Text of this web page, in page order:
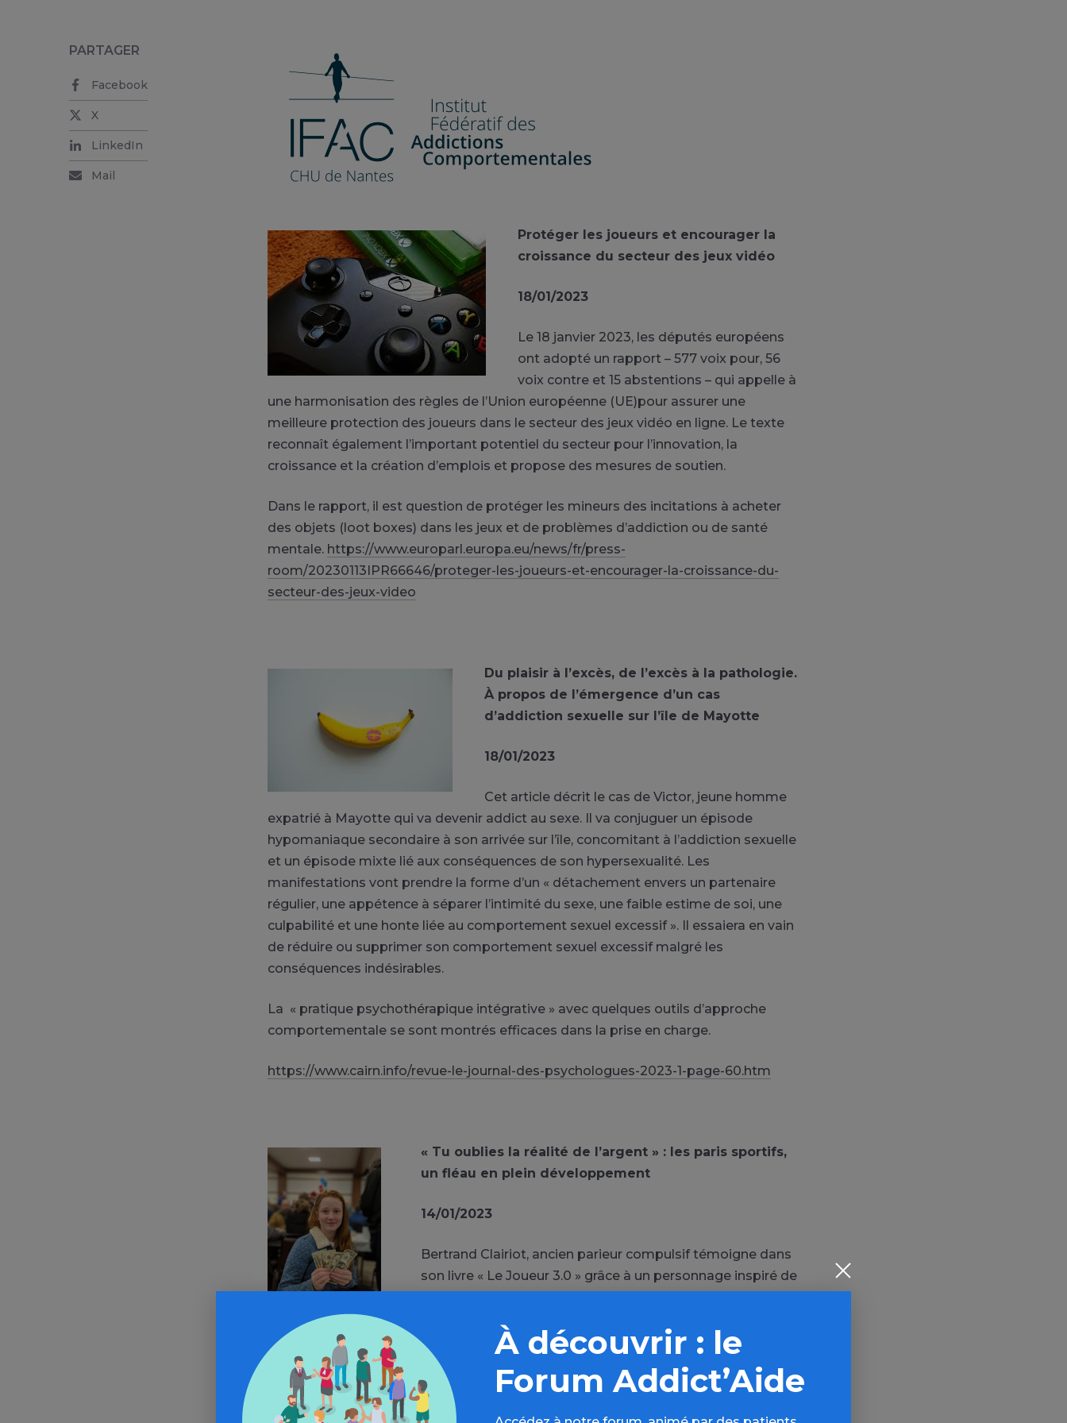
Protéger les joueurs et encourager la
croissance du secteur des jeux vidéo
18/01/2023
Le 18 janvier 2023, les députés européens
ont adopté un rapport – 577 voix pour, 56
voix contre et 15 abstentions – qui appelle à
une harmonisation des règles de l’Union européenne (UE)pour assurer une
meilleure protection des joueurs dans le secteur des jeux vidéo en ligne. Le texte
reconnaît également l’important potentiel du secteur pour l’innovation, la
croissance et la création d’emplois et propose des mesures de soutien.
Dans le rapport, il est question de protéger les mineurs des incitations à acheter
des objets (loot boxes) dans les jeux et de problèmes d’addiction ou de santé
mentale. https://www.europarl.europa.eu/news/fr/press-
room/20230113IPR66646/proteger-les-joueurs-et-encourager-la-croissance-du-
secteur-des-jeux-video
Du plaisir à l’excès, de l’excès à la pathologie.
À propos de l’émergence d’un cas
d’addiction sexuelle sur l’île de Mayotte
18/01/2023
Cet article décrit le cas de Victor, jeune homme
expatrié à Mayotte qui va devenir addict au sexe. Il va conjuguer un épisode
hypomaniaque secondaire à son arrivée sur l’île, concomitant à l’addiction sexuelle
et un épisode mixte lié aux conséquences de son hypersexualité. Les
manifestations vont prendre la forme d’un « détachement envers un partenaire
régulier, une appétence à séparer l’intimité du sexe, une faible estime de soi, une
culpabilité et une honte liée au comportement sexuel excessif ». Il essaiera en vain
de réduire ou supprimer son comportement sexuel excessif malgré les
conséquences indésirables.
La « pratique psychothérapique intégrative » avec quelques outils d’approche
comportementale se sont montrés efficaces dans la prise en charge.
https://www.cairn.info/revue-le-journal-des-psychologues-2023-1-page-60.htm
Image par Joe
Davies de Pixabay
« Tu oublies la réalité de l’argent » : les paris sportifs,
un fléau en plein développement
14/01/2023
Bertrand Clairiot, ancien parieur compulsif témoigne dans
son livre « Le Joueur 3.0 » grâce à un personnage inspiré de
L’auteur a commencé par parier de petites sommes (5 ou
10 €). « Je voulais suivre les matchs avec la petite excitation de la possibilité du
gain. On ne gagne pas tout le temps mais lorsqu’on gagne, on se prend un peu
PARTAGER
Facebook
X
LinkedIn
Mail
À découvrir : le
Forum Addict’Aide